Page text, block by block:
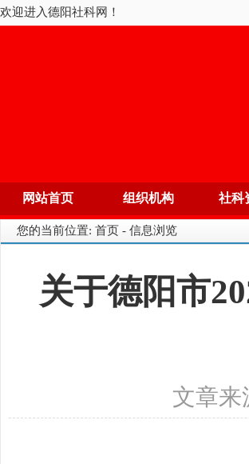
欢迎进入德阳社科网！
网站首页 组织机构 社科
您的当前位置: 首页 - 信息浏览
关于德阳市
文章来